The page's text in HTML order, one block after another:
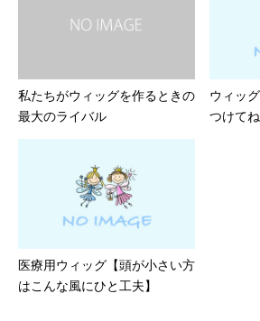
私たちがウィッグを作るときの
最大のライバル
ウィッ
つけてね
医療用ウィッグ【頭が小さい方
はこんな風にひと工夫】